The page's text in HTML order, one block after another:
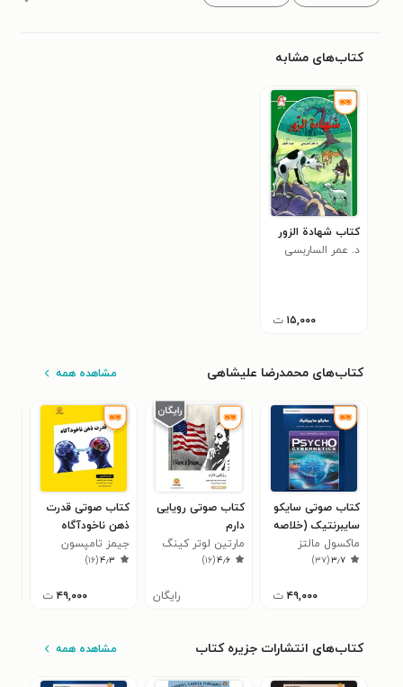
کتاب‌های مشابه
کتاب شهادة الزور
د. عمر الساربسی
۱۵,۰۰۰ ت
کتاب‌های محمدرضا علیشاهی مشاهده همه
کتاب صوتی سایکو
سایبرنتیک (خلاصه
کتاب)
ماکسول مالتز
۳٫۷(۳۷)
۴۹,۰۰۰ ت
کتاب صوتی رویایی
دارم
مارتین لوتر کینگ
جونیور
۴٫۶(۱۶)
رایگان
کتاب صوتی قدرت
ذهن ناخودآگاه
(خلاصه کتاب)
جیمز تامپسون
۴٫۳(۱۶)
۴۹,۰۰۰ ت
کتاب‌های انتشارات جزیره کتاب مشاهده همه